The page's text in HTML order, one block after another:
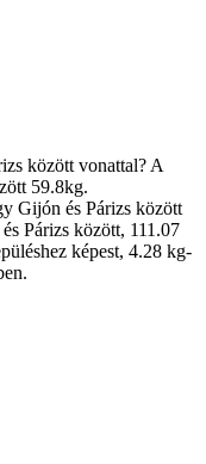
között vonattal? A
59.8kg.
Gijón és Párizs között
Párizs között, 111.07
képest, 4.28 kg-